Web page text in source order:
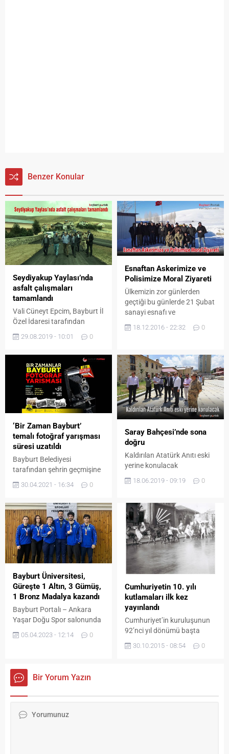
Benzer Konular
Seydiyakup Yaylası’nda
asfalt çalışmaları
tamamlandı
Vali Cüneyt Epcim, Bayburt İl
Özel İdaresi tarafından
gerçekleştirilen asfalt
Karadeniz Bölgesi’nde yayla
turizminin önemli
merkezlerine ev sahipliği
yapan Bayburt’ta, turizm
çeşitliliğinin ve turizmden
elde edilen gelirin
artırılmasına yönelik
başlanan alt yapı
çalışmalarına devam ediliyor.
Doğu Karadeniz Projesi
(DOKAP) Bölge Kalkınma
İdaresi Başkanlığı tarafından
hayata...
29.08.2019 - 10:01 0
Esnaftan Askerimize ve
Polisimize Moral Ziyareti
Ülkemizin zor günlerden
geçtiği bu günlerde 21 Şubat
sanayi esnafı ve
taksicilerden askerimize ve
polisimize moral ziyareti
detaylar...
18.12.2016 - 22:32 0
‘Bir Zaman Bayburt’
temalı fotoğraf yarışması
süresi uzatıldı
Bayburt Belediyesi
tarafından şehrin geçmişine
oluşturulacak olan Fotoğraf
Zamanlar Bayburt” temalı
fotoğraf yarışmasının yoğun
talep üzerine 31 Mayıs
Pazartesi 2021 tarihine
kadar uzatıldı. Konuyla ilgili
Bayburt Belediyesi’nden
yapılan açıklamada şu
ifadelere yer verildi: “Kıymetli
hemşehrilerimiz, Bayburt
Belediyesi olarak
Bayburt’umuzun geçmişine
ışık tutmak ve...
30.04.2021 - 16:34 0
Saray Bahçesi’nde sona
doğru
Kaldırılan Atatürk Anıtı eski
yerine konulacak
18.06.2019 - 09:19 0
Bayburt Üniversitesi,
Güreşte 1 Altın, 3 Gümüş,
1 Bronz Madalya kazandı
Bayburt Portalı – Ankara
Yaşar Doğu Spor salonunda
gerçekleşen
günü geçilirken, Bayburt
Üniversitesi sporcuları 1
damga vurdu. Spor Bilimleri
05.04.2023 - 12:14 0
Cumhuriyetin 10. yılı
kutlamaları ilk kez
yayınlandı
Cumhuriyet’in kuruluşunun
92’nci yıl dönümü başta
Ankara olmak üzere tüm
ülkede çeşitli etkinliklerle
30.10.2015 - 08:54 0
Bir Yorum Yazın